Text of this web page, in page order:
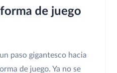
de juego
paso gigantesco hacia
de juego. Ya no se